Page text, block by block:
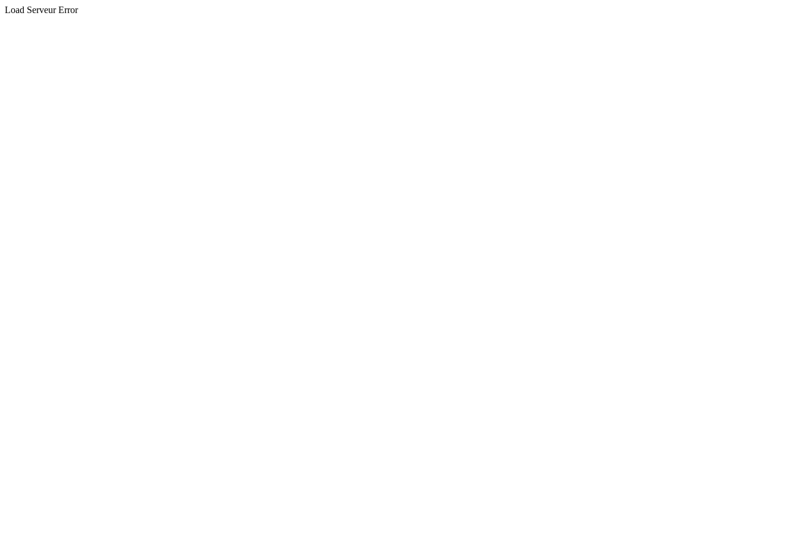
Load Serveur Error